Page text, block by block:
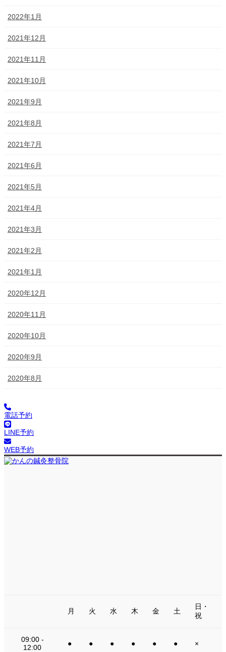
2022年1月
2021年12月
2021年11月
2021年10月
2021年9月
2021年8月
2021年7月
2021年6月
2021年5月
2021年4月
2021年3月
2021年2月
2021年1月
2020年12月
2020年11月
2020年10月
2020年9月
2020年8月
電話予約
LINE予約
WEB予約
月 火 水 木 金 土
日・
祝
09:00 -
12:00
● ● ● ● ● ● ×